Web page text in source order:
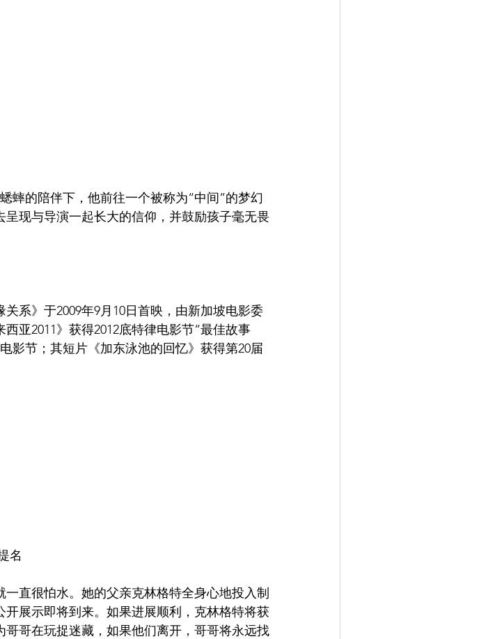
蟀的陪伴下，他前往一个被称为“中间”的梦幻
现与导演一起长大的信仰，并鼓励孩子毫无畏
系》于2009年9月10日首映，由新加坡电影委
亚2011》获得2012底特律电影节“最佳故事
影节；其短片《加东泳池的回忆》获得第20届
名
直很怕水。她的父亲克林格特全身心地投入制
展示即将到来。如果进展顺利，克林格特将获
哥在玩捉迷藏，如果他们离开，哥哥将永远找